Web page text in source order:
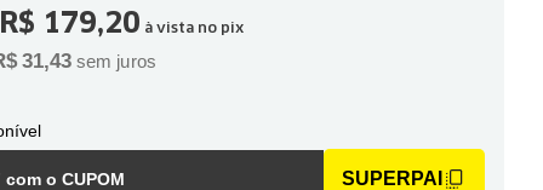
179,20 à vista no pix
31,43 sem juros
com o CUPOM SUPERPAI